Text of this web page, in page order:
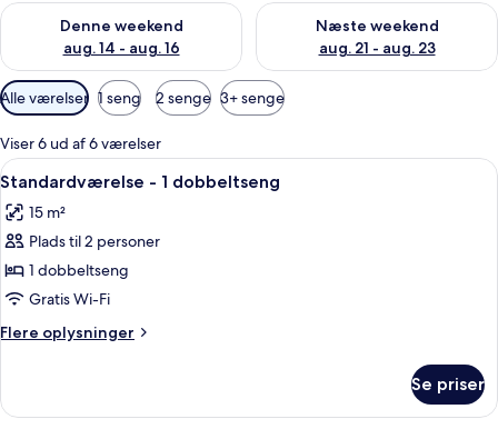
Denne weekend
aug. 14 - aug. 16
Tjek tilgængelighed for denne weekend aug. 14 - aug. 16
Næste weekend
aug. 21 - aug. 23
Tjek tilgængelighed for næste
Tilgængelige
filtre
for
værelser
Alle værelser 1 seng 2 senge 3+ senge
Viser 6 ud af 6 værelser
Indlæs
alle
billeder
af
Standardværelse
-
1
dobbeltseng
Et hotelværelse med seng,
10
Standardværelse - 1 dobbeltseng
15 m²
Plads til 2 personer
1 dobbeltseng
Gratis Wi-Fi
Flere oplysninger
Flere
-
Se priser